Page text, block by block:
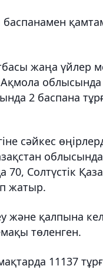
жаңа үйлер
2 баспана
сәйкес
Солтүстік
жатыр.
және қалпына
төленген.
11137